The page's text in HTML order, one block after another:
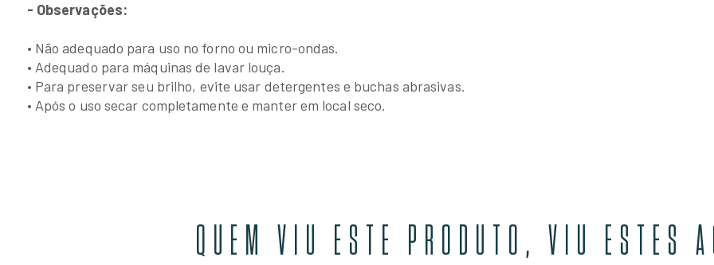
- Observações:
• Não adequado para uso no forno ou micro-ondas.
• Adequado para máquinas de lavar louça.
• Para preservar seu brilho, evite usar detergentes e buchas abrasivas.
• Após o uso secar completamente e manter em local seco.
QUEM VIU ESTE PRODUTO, VIU ESTES